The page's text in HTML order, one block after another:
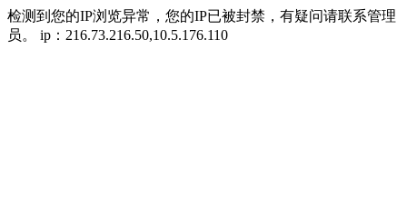
检测到您的IP浏览异常，您的IP已被封禁，有疑问请联系管理
员。 ip：216.73.216.50,10.5.176.110